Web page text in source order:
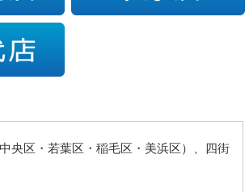
央区・若葉区・稲毛区・美浜区）、四街